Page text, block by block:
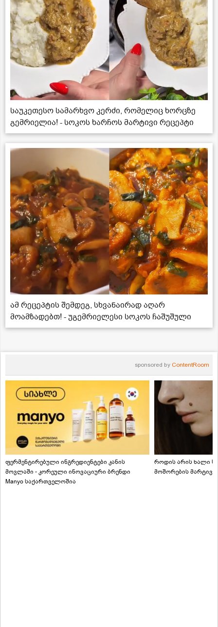
საუკეთესო სამარხვო კერძი, რომელიც ხორცზე
გემრიელია! - სოკოს ხარჩოს მარტივი რეცეპტი
ამ რეცეპტის შემდეგ, სხვანაირად აღარ
მოამზადებთ! - უგემრიელესი სოკოს ჩაშუშული
sponsored by ContentRoom
ფერმენტირებული ინგრედიენტები კანის
მოვლაში - კორეული ინოვაციური ბრენდი
Manyo საქართველოშია
როდის არის ხალი
მოშორების